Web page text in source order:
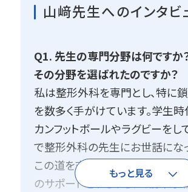
山﨑先生へのインタビ
Q1. 先生の専門分野は何ですか
その分野を選ばれたのですか？
私は整形外科を専門とし、特に
を数多く手がけています。学生時
カンフットボールやラグビーをし
で整形外科の先生にお世話にな
この道を志すきっかけでした。ス
のサポートをするうちに、前十
もっと見る